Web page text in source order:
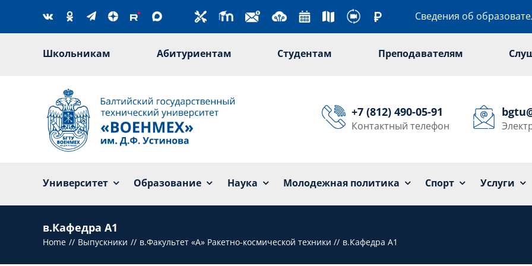
content
Сведения об
Школьникам Абитуриентам Студентам Преподавателям
+7 (812) 490-05-91
Контактный телефон
Университет Образование Наука Молодежная политика Спорт Услуги
Университет Образование Наука
в.Кафедра А1
Home Выпускники в.Факультет «А» Ракетно-космической техники в.Кафедра А1